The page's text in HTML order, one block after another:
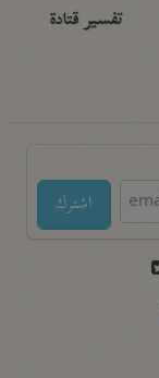
تفسير قتادة
اشترك